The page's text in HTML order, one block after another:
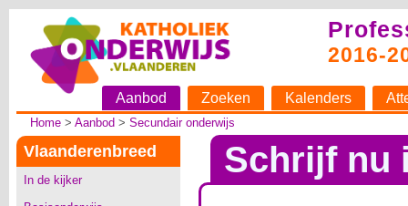
2016-
Aanbod Zoeken Kalenders
Home> Aanbod > Secundair onderwijs
Vlaanderenbreed
In de kijker
Schrijf nu